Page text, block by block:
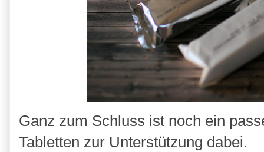
Ganz zum Schluss ist noch ein
Tabletten zur Unterstützung dabei.